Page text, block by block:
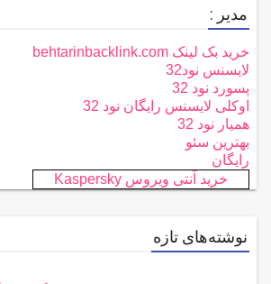
مدیر :
خرید بک لینک behtarinbacklink.com
لایسنس نود32
پسورد نود 32
اوکلی لایسنس رایگان نود 32
همیار نود 32
بهترین سئو
رایگان
خرید آنتی ویروس Kaspersky
نوشته‌های تازه